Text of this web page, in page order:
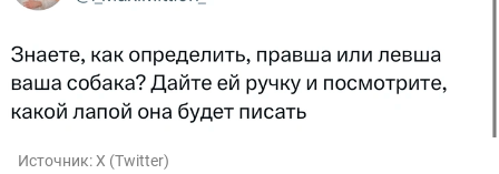
Источник:X (Twitter)